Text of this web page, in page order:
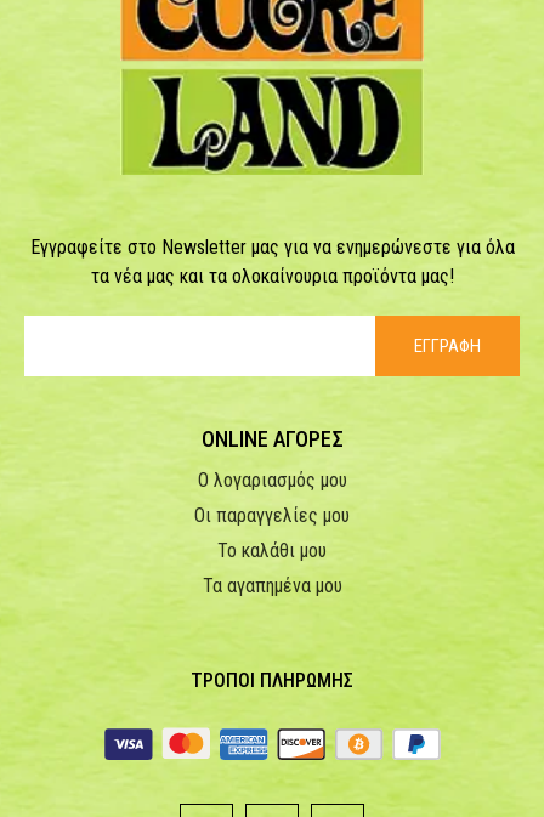
Εγγραφείτε στο Newsletter μας για να ενημερώνεστε για όλα
τα νέα μας και τα ολοκαίνουρια προϊόντα μας!
ΕΓΓΡΑΦΗ
ONLINE ΑΓΟΡΕΣ
Ο λογαριασμός μου
Οι παραγγελίες μου
Το καλάθι μου
Τα αγαπημένα μου
ΤΡΟΠΟΙ ΠΛΗΡΩΜΗΣ